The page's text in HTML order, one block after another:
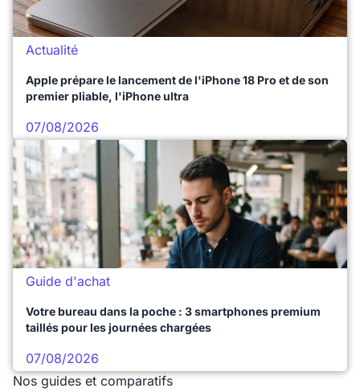
Actualité
Apple prépare le lancement de l'iPhone 18 Pro et de son
premier pliable, l'iPhone ultra
07/08/2026
Guide d'achat
Votre bureau dans la poche : 3 smartphones premium
taillés pour les journées chargées
07/08/2026
Nos guides et comparatifs